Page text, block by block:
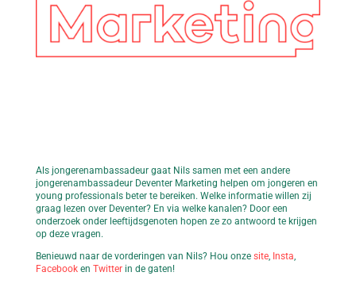
Als jongerenambassadeur gaat Nils samen met een andere
jongerenambassadeur Deventer Marketing helpen om jongeren en
young professionals beter te bereiken. Welke informatie willen zij
graag lezen over Deventer? En via welke kanalen? Door een
onderzoek onder leeftijdsgenoten hopen ze zo antwoord te krijgen
op deze vragen.
Benieuwd naar de vorderingen van Nils? Hou onze site, Insta
Facebooken Twitterin de gaten!